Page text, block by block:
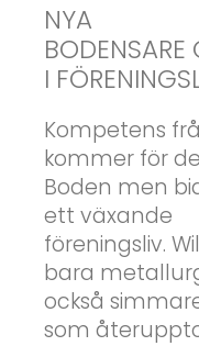
NYA
BODENSARE
I
Kompetens
kommer för
Boden men
ett växande
föreningsliv.
bara
också
som